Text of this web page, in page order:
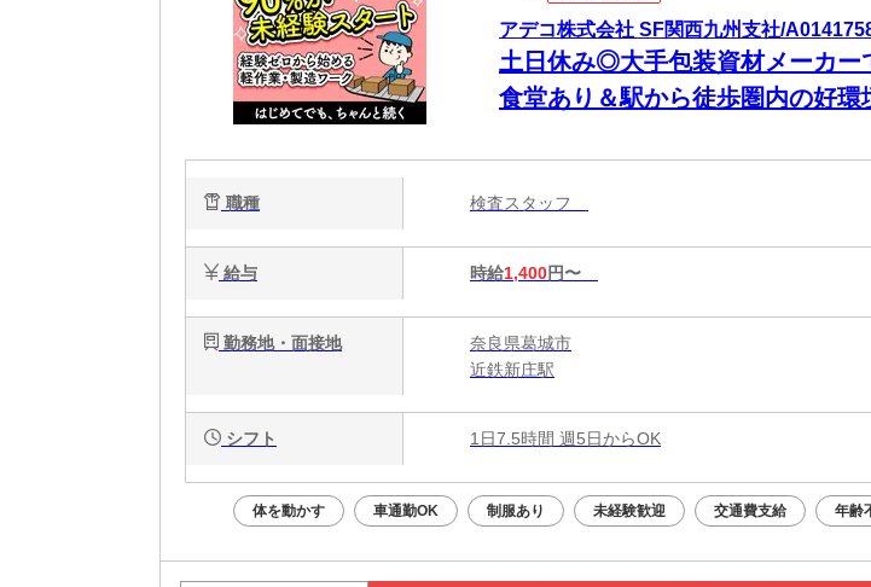
アデコ株式会社 SF関西九州支社/
土日休み◎大手包装資材メーカー
食堂あり＆駅から徒歩圏内の好環
職種 検査スタッフ
給与 時給1,400円〜
勤務地・面接地
奈良県葛城市
近鉄新庄駅
シフト 1日7.5時間 週5日からOK
体を動かす 車通勤OK 制服あり 未経験歓迎 交通費支給 年齢